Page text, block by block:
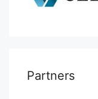
Partners